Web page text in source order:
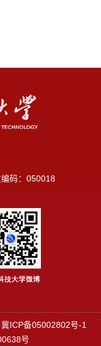
编码：050018
冀ICP备05002802号-1
号